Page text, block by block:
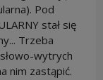
Pod
stał się
Trzeba
wytrych
nim zastąpić.